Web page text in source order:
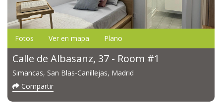
Fotos Ver en mapa Plano
Calle de Albasanz, 37 - Room #1
Simancas, San Blas-Canillejas, Madrid
Compartir